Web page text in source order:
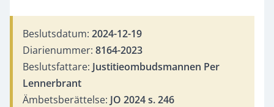
Beslutsdatum: 2024-12-19
Diarienummer: 8164-2023
Beslutsfattare: Justitieombudsmannen Per
Lennerbrant
Ämbetsberättelse: JO 2024 s. 246